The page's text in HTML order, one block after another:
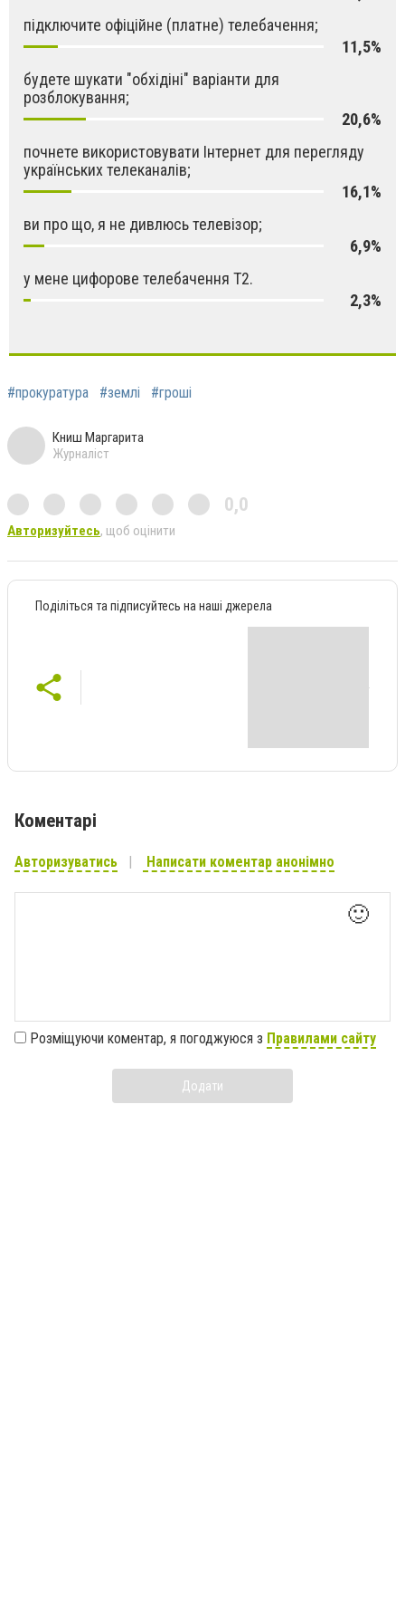
підключите офіційне (платне) телебачення;
11,5%
будете шукати "обхідіні" варіанти для
розблокування;
20,6%
почнете використовувати Інтернет для перегляду
українських телеканалів;
16,1%
ви про що, я не дивлюсь телевізор;
6,9%
у мене цифорове телебачення Т2.
2,3%
#прокуратура #землі #гроші
Книш Маргарита
Журналіст
0,0
Авторизуйтесь, щоб оцінити
Поділіться та підписуйтесь на наші джерела
Коментарі
Авторизуватись Написати коментар анонімно
🙂
Розміщуючи коментар, я погоджуюся з Правилами сайту
Додати